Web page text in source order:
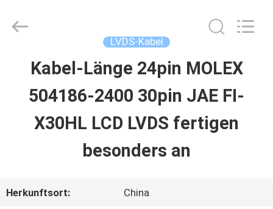
HAUSE
PRODUKTE
VIDEOS
Technology
LVDS-Kabel
Kabel-Länge 24pin MOLEX
504186-2400 30pin JAE FI-
X30HL LCD LVDS fertigen
besonders an
Herkunftsort: China